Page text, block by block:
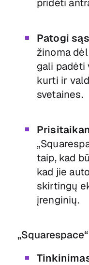
pridėti
Patogi
žinoma
gali padėti
kurti ir
svetaines.
taip, kad
kad jie
skirtingų
įrenginių.